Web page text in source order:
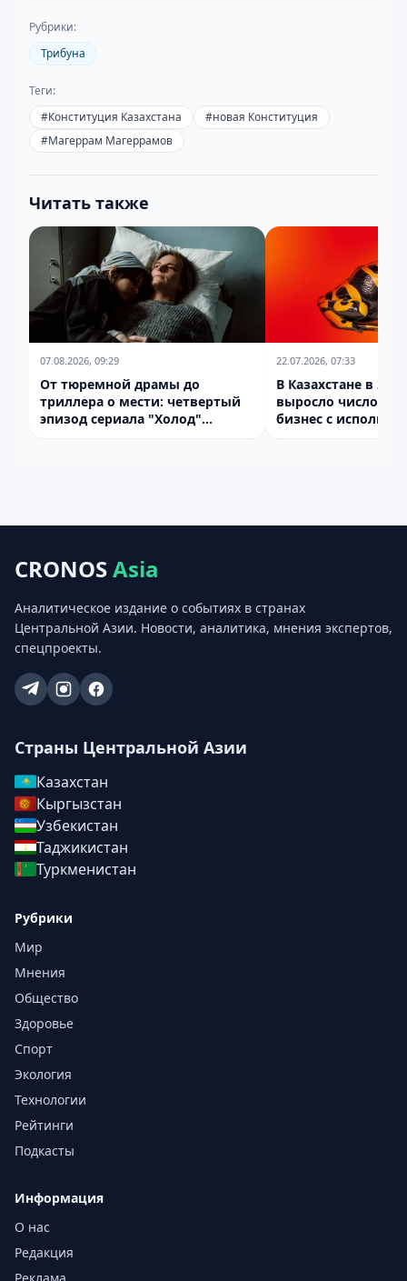
Рубрики:
Трибуна
Теги:
#Конституция Казахстана #новая Конституция
#Магеррам Магеррамов
Читать также
07.08.2026, 09:29
От тюремной драмы до
триллера о мести: четвертый
эпизод сериала "Холод"
22.07.2026, 07:33
В Казахстане в
выросло число
бизнес с
CRONOSAsia
Аналитическое издание о событиях в странах
Центральной Азии. Новости, аналитика, мнения экспертов,
спецпроекты.
Страны Центральной Азии
Казахстан
Кыргызстан
Узбекистан
Таджикистан
Туркменистан
Рубрики
Мир
Мнения
Общество
Здоровье
Спорт
Экология
Технологии
Рейтинги
Подкасты
Информация
О нас
Редакция